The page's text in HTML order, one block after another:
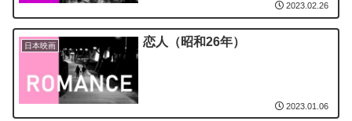
2023.02.26
日本映画 恋人（昭和26年）
2023.01.06